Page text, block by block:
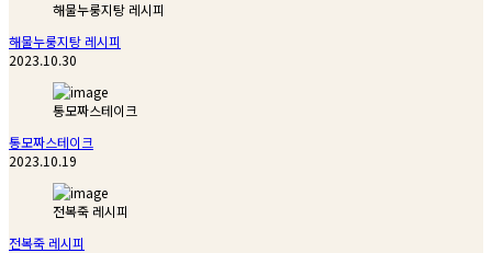
해물누룽지탕 레시피
해물누룽지탕 레시피
2023.10.30
통모짜스테이크
통모짜스테이크
2023.10.19
전복죽 레시피
전복죽 레시피